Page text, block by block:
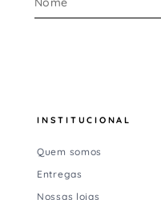
INSTITUCIONAL
Quem somos
Entregas
Nossas lojas